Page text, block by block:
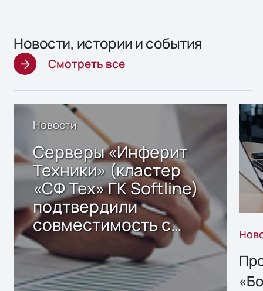
Новости, истории и события
Смотреть все
Новости
Серверы «Инферит
Техники» (кластер
«СФ Тех» ГК Softline)
подтвердили
совместимость с
решением Sharx
Storage 2.x для
хранения данных